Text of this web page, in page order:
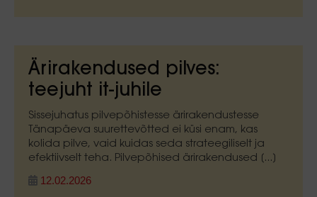
Ärirakendused pilves:
teejuht it-juhile
Sissejuhatus pilvepõhistesse ärirakendustesse
Tänapäeva suurettevõtted ei küsi enam, kas
kolida pilve, vaid kuidas seda strateegiliselt ja
efektiivselt teha. Pilvepõhised ärirakendused [...]
12.02.2026